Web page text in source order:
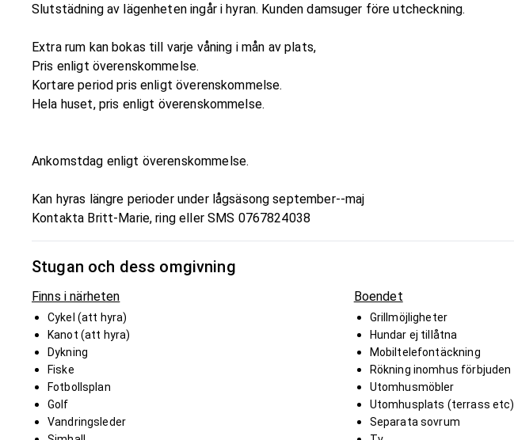
Slutstädning av lägenheten ingår i hyran. Kunden damsuger före utcheckning.
Extra rum kan bokas till varje våning i mån av plats,
Pris enligt överenskommelse.
Kortare period pris enligt överenskommelse.
Hela huset, pris enligt överenskommelse.
Ankomstdag enligt överenskommelse.
Kan hyras längre perioder under lågsäsong september--maj
Kontakta Britt-Marie, ring eller SMS 0767824038
Stugan och dess omgivning
Finns i närheten
Cykel (att hyra)
Kanot (att hyra)
Dykning
Fiske
Fotbollsplan
Golf
Vandringsleder
Boendet
Grillmöjligheter
Hundar ej tillåtna
Mobiltelefontäckning
Rökning inomhus förbjuden
Utomhusmöbler
Utomhusplats (terrass etc)
Separata sovrum